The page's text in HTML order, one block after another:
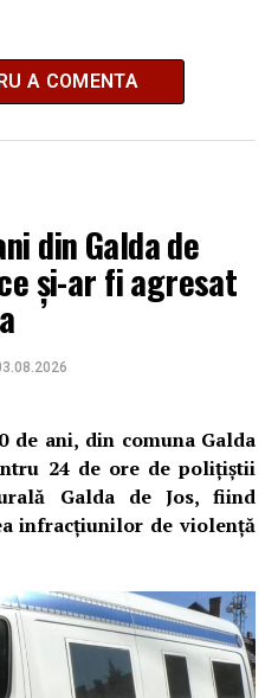
A COMENTA
din Galda de
și-ar fi agresat
de ani, din comuna Galda
24 de ore de polițiștii
Galda de Jos, fiind
infracțiunilor de violență